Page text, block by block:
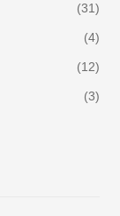
(31)
(4)
(12)
(3)